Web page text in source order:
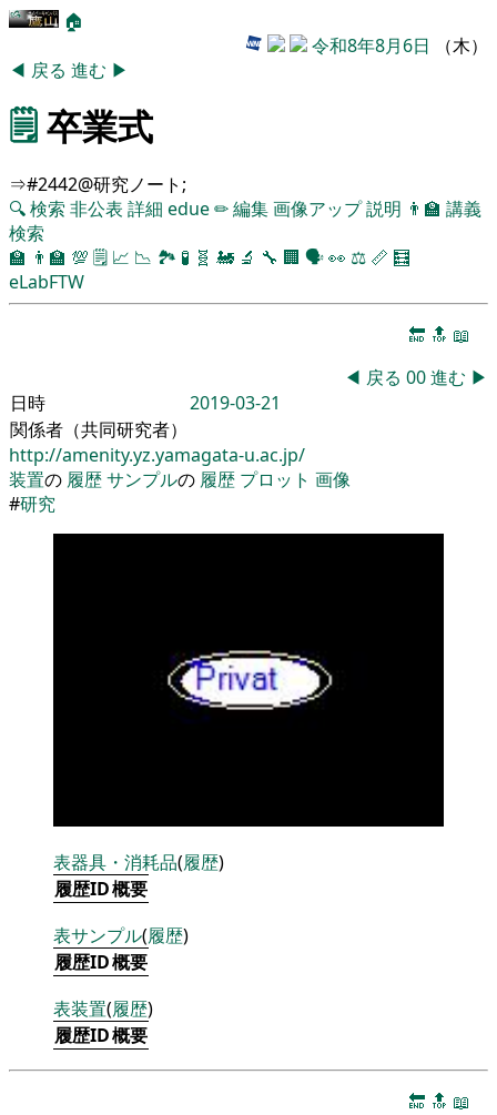
🏠
令和8年8月6日 （木）
◀ 戻る 進む ▶
🗒️卒業式
⇒#2442@研究ノート;
🔍検索 非公表 詳細 edue✏編集画像アップ説明 👨‍🏫 講義
検索
🏫 👨‍🏫 💯 🗒️ 📈 📉 🏞 🧪 🧬 🚂 🔬 🔧 🏢 🗣️👀 ⚖️ 📏 🧮
eLabFTW
🔚 🔝 📖
◀ 戻る 00進む ▶
日時
2019-03-21
関係者（共同研究者）
http://amenity.yz.yamagata-u.ac.jp/
装置の 履歴サンプルの 履歴 プロット 画像
#研究
表器具・消耗品(履歴)
履歴ID概要
表サンプル(履歴)
履歴ID概要
表装置(履歴)
履歴ID概要
🔚 🔝 📖